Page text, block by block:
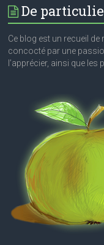
De
Ce blog est un recueil
concocté par une
l’apprécier, ainsi que les